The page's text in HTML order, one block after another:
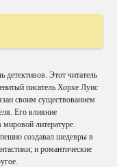
детективов. Этот читатель
писатель Хорхе Луис
своим существованием
Его влияние
литературе.
создавал шедевры в
и романтические